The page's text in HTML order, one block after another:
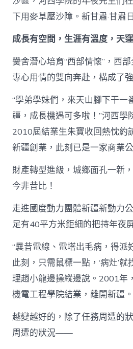
下用麥草壓沙障。新甘肅·甘肅
成長有空間，生涯有溫度，天
黌舍潛心培育“西部情懷”，西部
專心用情的雙向奔赴，構成了
“學弟學妹們，來天山腳下干一
疆，成長機遇可多啦！”河西學
2010屆結業生朱寶收回熱忱約
新疆創業，此刻已是一家商業
財產轉型進級，城鄉面孔一新
今非昔比！
走進國度動力團體新疆新動力
足有40平方米鉅細的把持年夜
“曩昔電線、電塔出毛病，得派
此刻，只需鼠標一點，‘病灶’就
理趙小龍邊操縱邊說。2001年
機電工程學院結業，離開新疆。
越變越好的，除了任務周遭的
周遭的狀況——